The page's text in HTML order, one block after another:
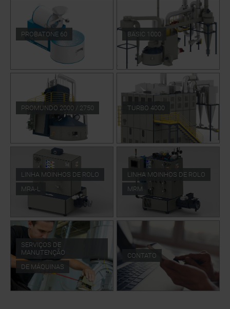
PROBATONE 60 BASIC 1000
PROMUNDO 2000 / 2750 TURBO 4000
LINHA MOINHOS DE ROLO
MRA-L
LINHA MOINHOS DE ROLO
MRM
SERVIÇOS DE
MANUTENÇÃO
DE MÁQUINAS
CONTATO